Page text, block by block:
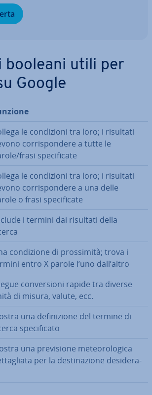
booleani utili per
Google
le con­di­zio­ni tra loro; i risultati
cor­ri­spon­de­re a tutte le
frasi spe­ci­fi­ca­te
le con­di­zio­ni tra loro; i risultati
cor­ri­spon­de­re a una delle
o frasi spe­ci­fi­ca­te
i termini dai risultati della
con­di­zio­ne di pros­si­mi­tà; trova i
entro X parole l’uno dall’altro
con­ver­sio­ni rapide tra diverse
di misura, valute, ecc.
una de­fi­ni­zio­ne del termine di
spe­ci­fi­ca­to
una pre­vi­sio­ne me­teo­ro­lo­gi­ca
per la de­sti­na­zio­ne de­si­de­ra­